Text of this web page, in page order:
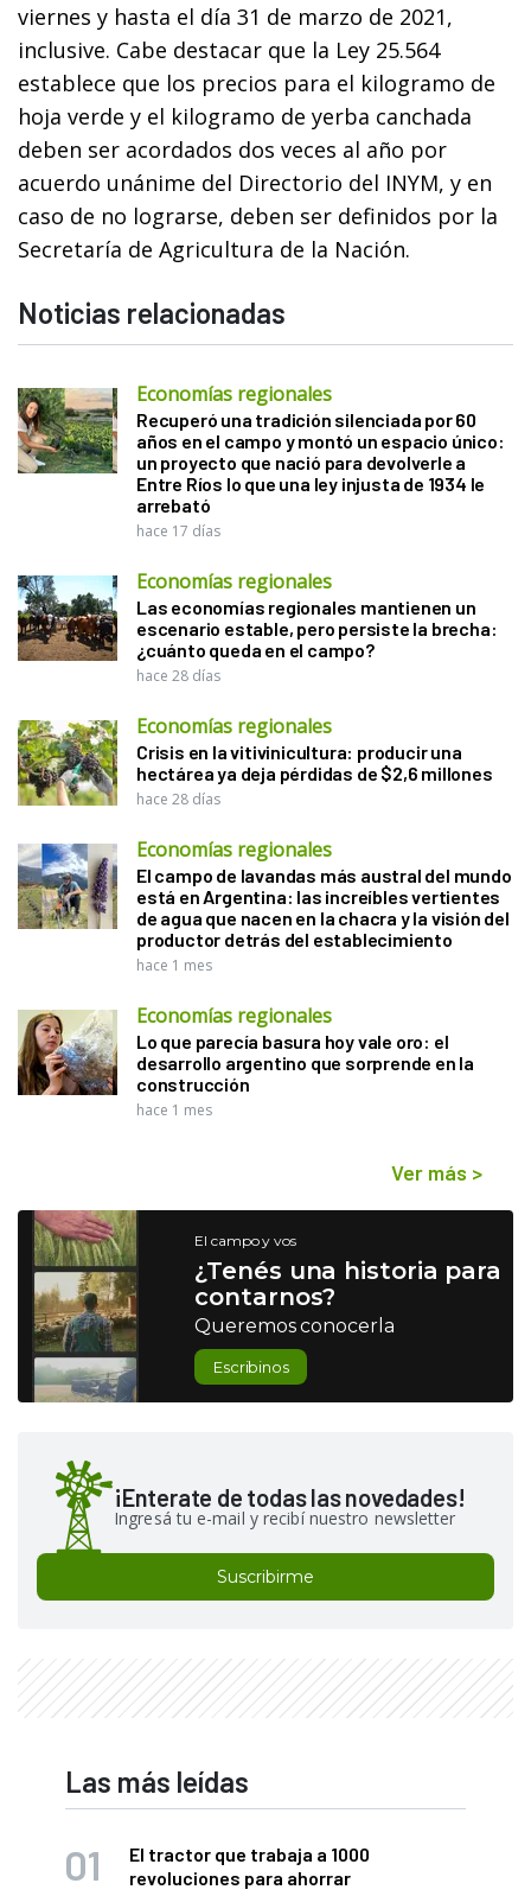
viernes y hasta el día 31 de marzo de 2021,
inclusive. Cabe destacar que la Ley 25.564
establece que los precios para el kilogramo de
hoja verde y el kilogramo de yerba canchada
deben ser acordados dos veces al año por
acuerdo unánime del Directorio del INYM, y en
caso de no lograrse, deben ser definidos por la
Secretaría de Agricultura de la Nación.
Noticias relacionadas
Economías regionales
Recuperó una tradición silenciada por 60
años en el campo y montó un espacio único:
un proyecto que nació para devolverle a
Entre Ríos lo que una ley injusta de 1934 le
arrebató
hace 17 días
Economías regionales
Las economías regionales mantienen un
escenario estable, pero persiste la brecha:
¿cuánto queda en el campo?
hace 28 días
Economías regionales
Crisis en la vitivinicultura: producir una
hectárea ya deja pérdidas de $2,6 millones
hace 28 días
Economías regionales
El campo de lavandas más austral del mundo
está en Argentina: las increíbles vertientes
de agua que nacen en la chacra y la visión del
productor detrás del establecimiento
hace 1 mes
Economías regionales
Lo que parecía basura hoy vale oro: el
desarrollo argentino que sorprende en la
construcción
hace 1 mes
Ver más >
El campo y vos
¿Tenés una historia para
contarnos?
Queremos conocerla
Escribinos
¡Enterate de todas las novedades!
Ingresá tu e-mail y recibí nuestro newsletter
Suscribirme
Las más leídas
El tractor que trabaja a 1000
revoluciones para ahorrar